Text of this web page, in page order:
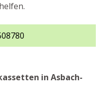
in Asbach-